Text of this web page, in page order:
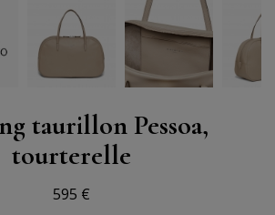
taurillon Pessoa,
tourterelle
595 €